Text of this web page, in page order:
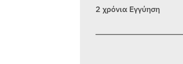
2 χρόνια Εγγύηση